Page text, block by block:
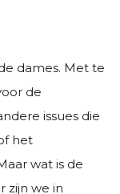
dames. Met te
de
issues die
het
wat is de
zijn we in